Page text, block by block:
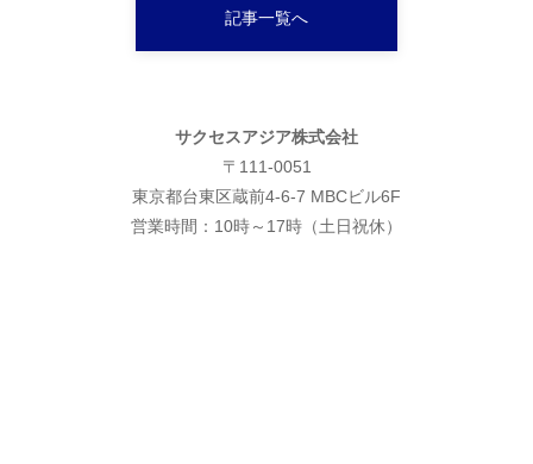
記事一覧へ
サクセスアジア株式会社
〒111-0051
東京都台東区蔵前4-6-7 MBCビル6F
営業時間：10時～17時（土日祝休）